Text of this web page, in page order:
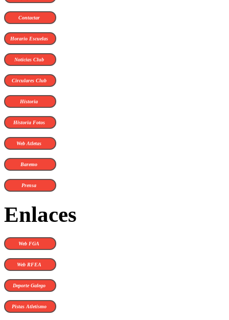
Contactar
Horario Escuelas
Noticias Club
Circulares Club
Historia
Historia Fotos
Web Atletas
Baremo
Prensa
Enlaces
Web FGA
Web RFEA
Deporte Galego
Pistas Atletismo